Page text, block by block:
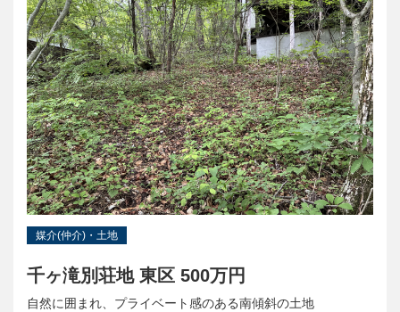
媒介(仲介)・土地
千ヶ滝別荘地 東区 500万円
自然に囲まれ、プライベート感のある南傾斜の土地